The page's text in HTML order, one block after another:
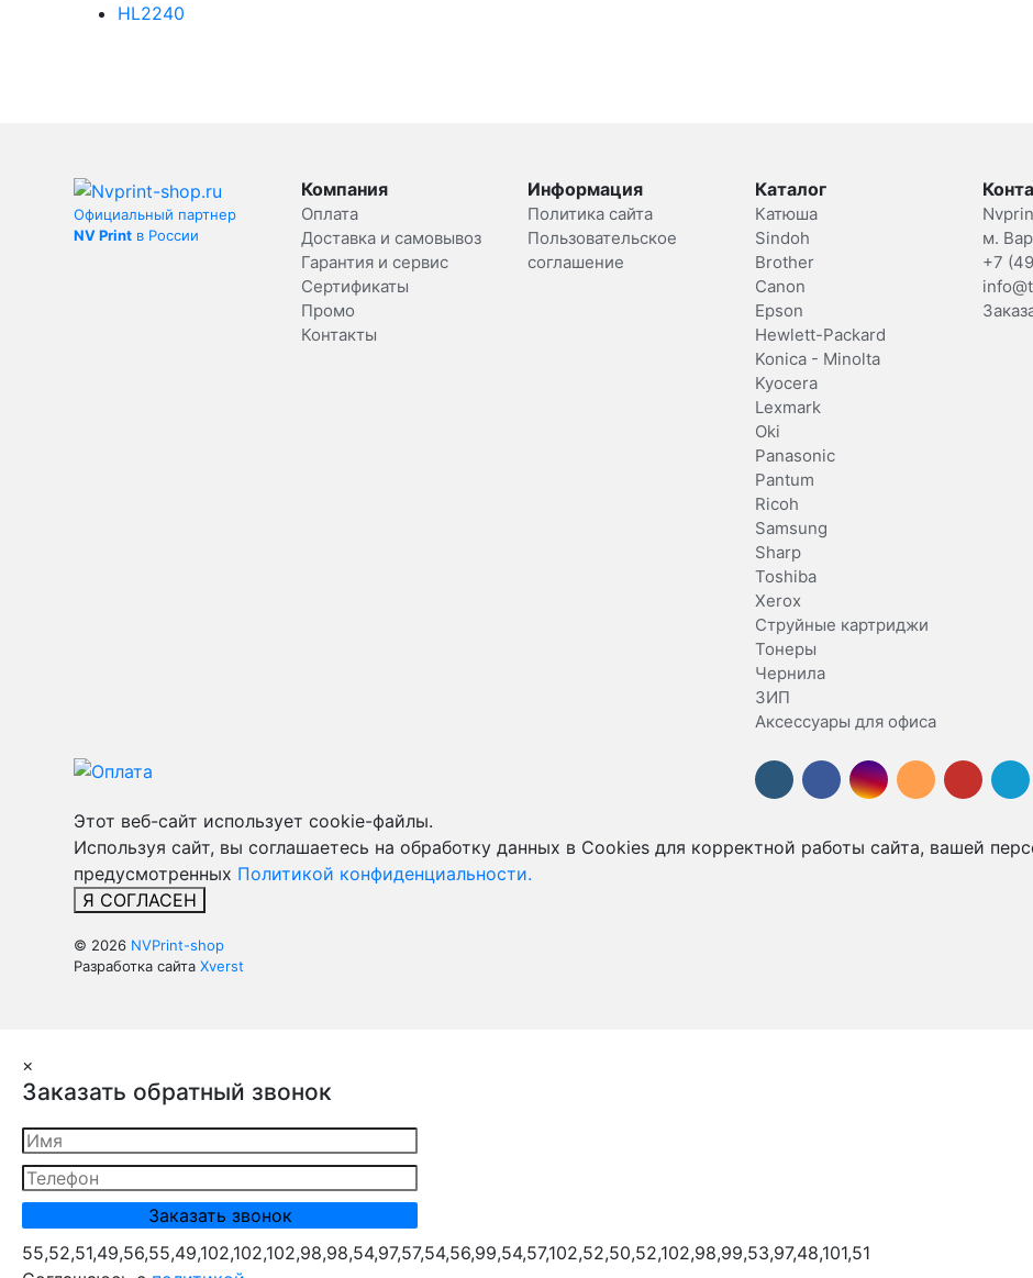
HL2240
Официальный партнер
NV Print в России
Компания
Оплата
Доставка и самовывоз
Гарантия и сервис
Сертификаты
Промо
Контакты
Информация
Политика сайта
Пользовательское
соглашение
Каталог
Катюша
Sindoh
Brother
Canon
Epson
Hewlett-Packard
Konica - Minolta
Kyocera
Lexmark
Oki
Panasonic
Pantum
Ricoh
Samsung
Sharp
Toshiba
Xerox
Струйные картриджи
Тонеры
Чернила
ЗИП
Аксессуары для офиса
м.
+7
Этот веб-сайт использует cookie-файлы.
Используя сайт, вы соглашаетесь на обработку данных в Cookies для корректной работы сайта, вашей
предусмотренных Политикой конфиденциальности.
Я СОГЛАСЕН
© 2026 NVPrint-shop
Разработка сайта Xverst
×
Заказать обратный звонок
55,52,51,49,56,55,49,102,102,102,98,98,54,97,57,54,56,99,54,57,102,52,50,52,102,98,99,53,97,48,101,51